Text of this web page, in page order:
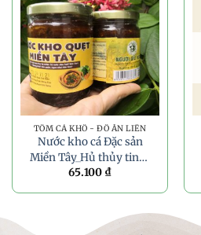
TÔM CÁ KHÔ - ĐỒ ĂN LIỀN
Nước kho cá Đặc sản
Miền Tây_Hủ thủy tinh_
250gr
65.100 ₫